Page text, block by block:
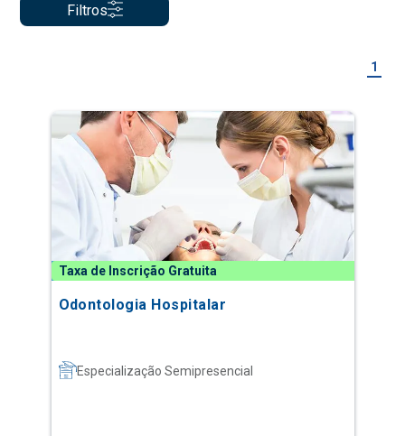
Filtros
1
Taxa de Inscrição Gratuita
Odontologia Hospitalar
Especialização Semipresencial